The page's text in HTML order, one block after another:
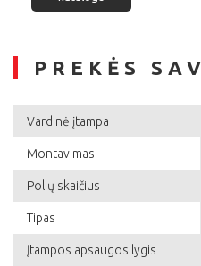
PREKĖS
Vardinė įtampa
Montavimas
Polių skaičius
Tipas
Įtampos apsaugos lygis